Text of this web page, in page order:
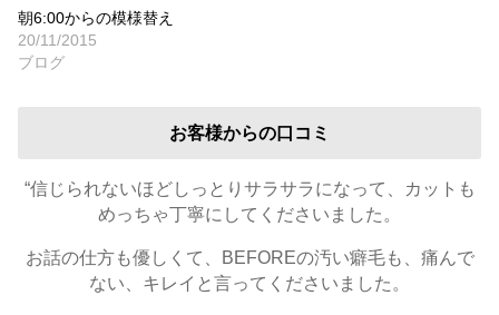
朝6:00からの模様替え
20/11/2015
ブログ
お客様からの口コミ
“信じられないほどしっとりサラサラになって、カットも
めっちゃ丁寧にしてくださいました。
お話の仕方も優しくて、BEFOREの汚い癖毛も、痛んで
ない、キレイと言ってくださいました。